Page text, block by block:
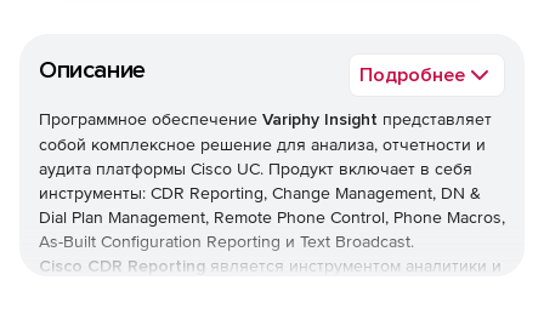
Описание Подробнее
Программное обеспечение Variphy Insight представляет
собой комплексное решение для анализа, отчетности и
аудита платформы Cisco UC. Продукт включает в себя
инструменты: CDR Reporting, Change Management, DN &
Dial Plan Management, Remote Phone Control, Phone Macros,
As-Built Configuration Reporting и Text Broadcast.
Cisco CDR Reporting является инструментом аналитики и